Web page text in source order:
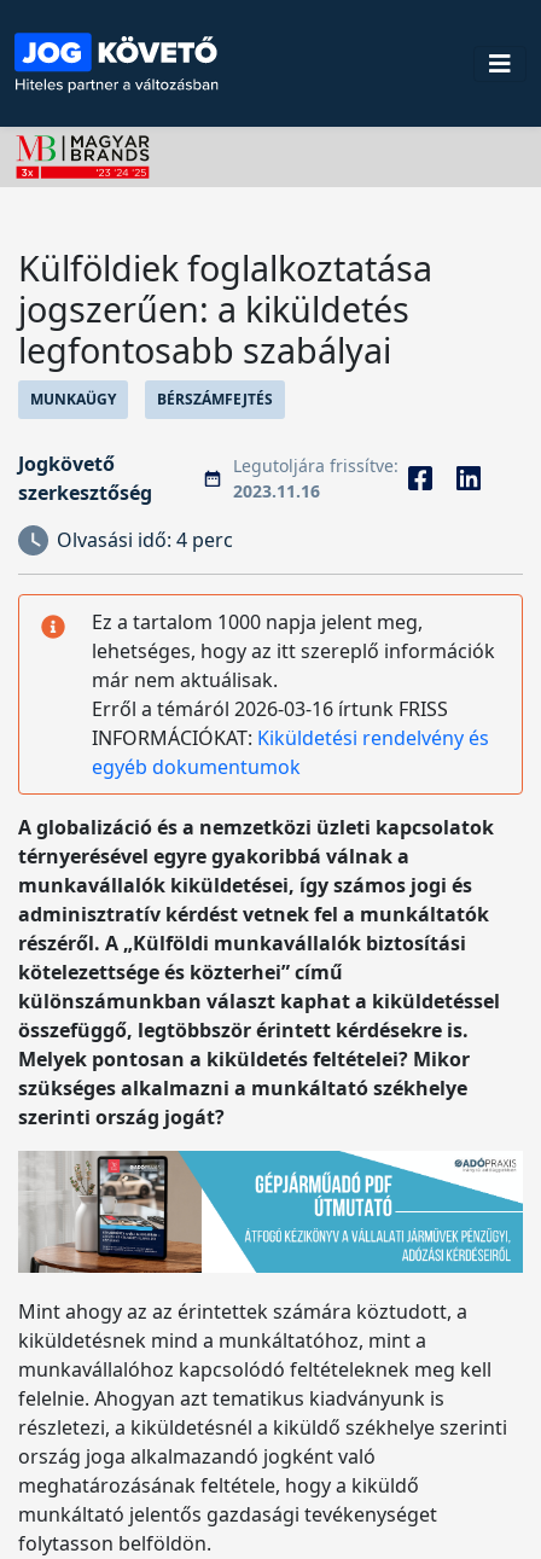
Külföldiek foglalkoztatása
jogszerűen: a kiküldetés
legfontosabb szabályai
MUNKAÜGY BÉRSZÁMFEJTÉS
Jogkövető
szerkesztőség
Legutoljára frissítve:
2023.11.16
Olvasási idő: 4 perc
Ez a tartalom 1000 napja jelent meg,
lehetséges, hogy az itt szereplő információk
már nem aktuálisak.
Erről a témáról 2026-03-16 írtunk FRISS
INFORMÁCIÓKAT: Kiküldetési rendelvény és
egyéb dokumentumok
A globalizáció és a nemzetközi üzleti kapcsolatok
térnyerésével egyre gyakoribbá válnak a
munkavállalók kiküldetései, így számos jogi és
adminisztratív kérdést vetnek fel a munkáltatók
részéről. A „Külföldi munkavállalók biztosítási
kötelezettsége és közterhei” című
különszámunkban választ kaphat a kiküldetéssel
összefüggő, legtöbbször érintett kérdésekre is.
Melyek pontosan a kiküldetés feltételei? Mikor
szükséges alkalmazni a munkáltató székhelye
szerinti ország jogát?
Mint ahogy az az érintettek számára köztudott, a
kiküldetésnek mind a munkáltatóhoz, mint a
munkavállalóhoz kapcsolódó feltételeknek meg kell
felelnie. Ahogyan azt tematikus kiadványunk is
részletezi, a kiküldetésnél a kiküldő székhelye szerinti
ország joga alkalmazandó jogként való
meghatározásának feltétele, hogy a kiküldő
munkáltató jelentős gazdasági tevékenységet
folytasson belföldön.